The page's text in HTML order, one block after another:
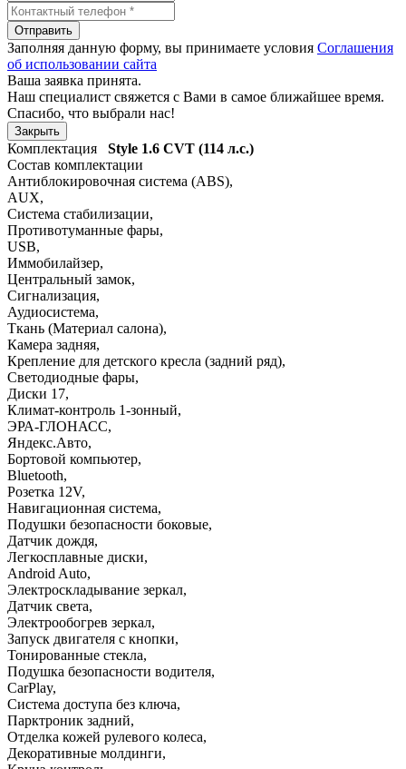
Отправить
Заполняя данную форму, вы принимаете условия Соглашения
об использовании сайта
Ваша заявка принята.
Наш специалист свяжется с Вами в самое ближайшее время.
Спасибо, что выбрали нас!
Закрыть
Комплектация Style 1.6 CVT (114 л.с.)
Состав комплектации
Антиблокировочная система (ABS),
AUX,
Система стабилизации,
Противотуманные фары,
USB,
Иммобилайзер,
Центральный замок,
Сигнализация,
Аудиосистема,
Ткань (Материал салона),
Камера задняя,
Крепление для детского кресла (задний ряд),
Светодиодные фары,
Диски 17,
Климат-контроль 1-зонный,
ЭРА-ГЛОНАСС,
Яндекс.Авто,
Бортовой компьютер,
Bluetooth,
Розетка 12V,
Навигационная система,
Подушки безопасности боковые,
Датчик дождя,
Легкосплавные диски,
Android Auto,
Электроскладывание зеркал,
Датчик света,
Электрообогрев зеркал,
Запуск двигателя с кнопки,
Тонированные стекла,
Подушка безопасности водителя,
CarPlay,
Система доступа без ключа,
Парктроник задний,
Отделка кожей рулевого колеса,
Декоративные молдинги,